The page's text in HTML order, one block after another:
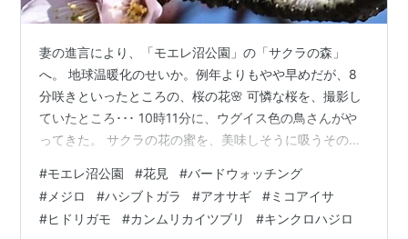
妻の進言により、「モエレ沼公園」の「サクラの森」
へ。 地球温暖化のせいか。例年よりもやや早めだが、8
分咲きといったところの、桜の花🌸 可憐な桜を、撮影し
ていたところ･･･ 10時11分に、ウグイス色の鳥さんがや
ってきた。 サクラの花の蜜を、美味しそうに吸うその鳥
色もさることながら。目の周りの白いアイリングが、印
象的な「メジロ」さん。 春の定番である、いわゆるひと
つの「サクジロー」🌸 人生初の「サクジロー」撮影に、
#モエレ沼公園 #花見 #バードウォッチング
# メジロ #ハシブトガラ #アオサギ #ミコアイサ
#ヒドリガモ #カンムリカイツブリ #キンクロハジロ